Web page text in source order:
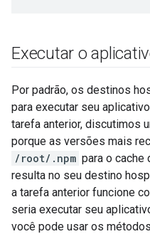
Executar o
Por padrão, os destinos
para executar seu
tarefa anterior, discutimos
porque as versões mais
/root/.npm para o cache
resulta no seu destino
a tarefa anterior funcione
seria executar seu
você pode usar os métodos